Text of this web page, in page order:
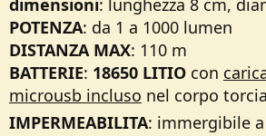
dimensioni: lunghezza 8 cm,
POTENZA: da 1 a 1000 lumen
DISTANZA MAX: 110 m
BATTERIE: 18650 LITIO con
microusb incluso nel corpo
IMPERMEABILITA: immergibile a